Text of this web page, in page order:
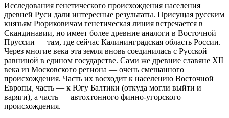
Исследования генетического происхождения населения
древней Руси дали интересные результаты. Присущая русским
князьям Рюриковичам генетическая линия встречается в
Скандинавии, но имеет более древние аналоги в Восточной
Пруссии — там, где сейчас Калининградская область России.
Через многие века эта земля вновь соединилась с Русской
равниной в едином государстве. Сами же древние славяне XII
века из Московского региона — очень смешанного
происхождения. Часть их восходит к населению Восточной
Европы, часть — к Югу Балтики (откуда могли выйти и
варяги), а часть — автохтонного финно-угорского
происхождения.